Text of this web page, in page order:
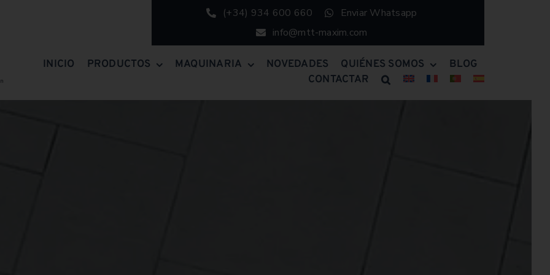
(+34) 934 600 660
Enviar Whatsapp
info@mtt-maxim.com
INICIO PRODUCTOS MAQUINARIA NOVEDADES QUIÉNES SOMOS
BLOG
CONTACTAR